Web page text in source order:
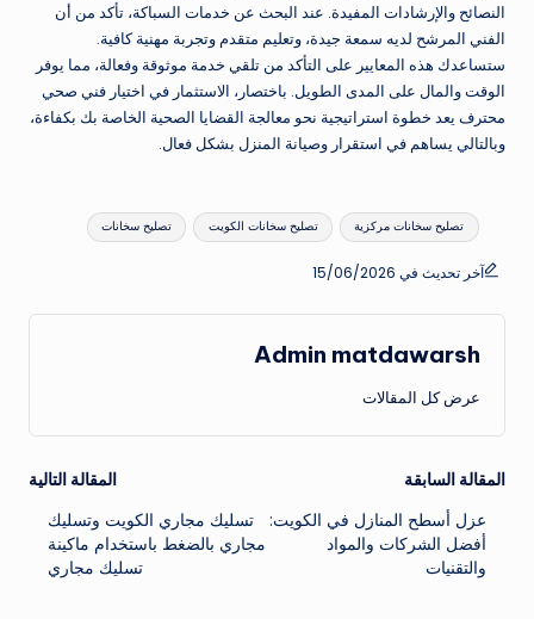
النصائح والإرشادات المفيدة. عند البحث عن خدمات السباكة، تأكد من أن
الفني المرشح لديه سمعة جيدة، وتعليم متقدم وتجربة مهنية كافية.
ستساعدك هذه المعايير على التأكد من تلقي خدمة موثوقة وفعالة، مما يوفر
الوقت والمال على المدى الطويل. باختصار، الاستثمار في اختيار فني صحي
محترف يعد خطوة استراتيجية نحو معالجة القضايا الصحية الخاصة بك بكفاءة،
وبالتالي يساهم في استقرار وصيانة المنزل بشكل فعال.
العلامات: تصليح سخانات تصليح سخانات الكويت تصليح سخانات مركزية
آخر تحديث في 15/06/2026
Admin matdawarsh
عرض كل المقالات
تصفّح
المقالات
المقالة السابقة
عزل أسطح المنازل في الكويت:
أفضل الشركات والمواد
والتقنيات
المقالة التالية
تسليك مجاري الكويت وتسليك
مجاري بالضغط باستخدام ماكينة
تسليك مجاري